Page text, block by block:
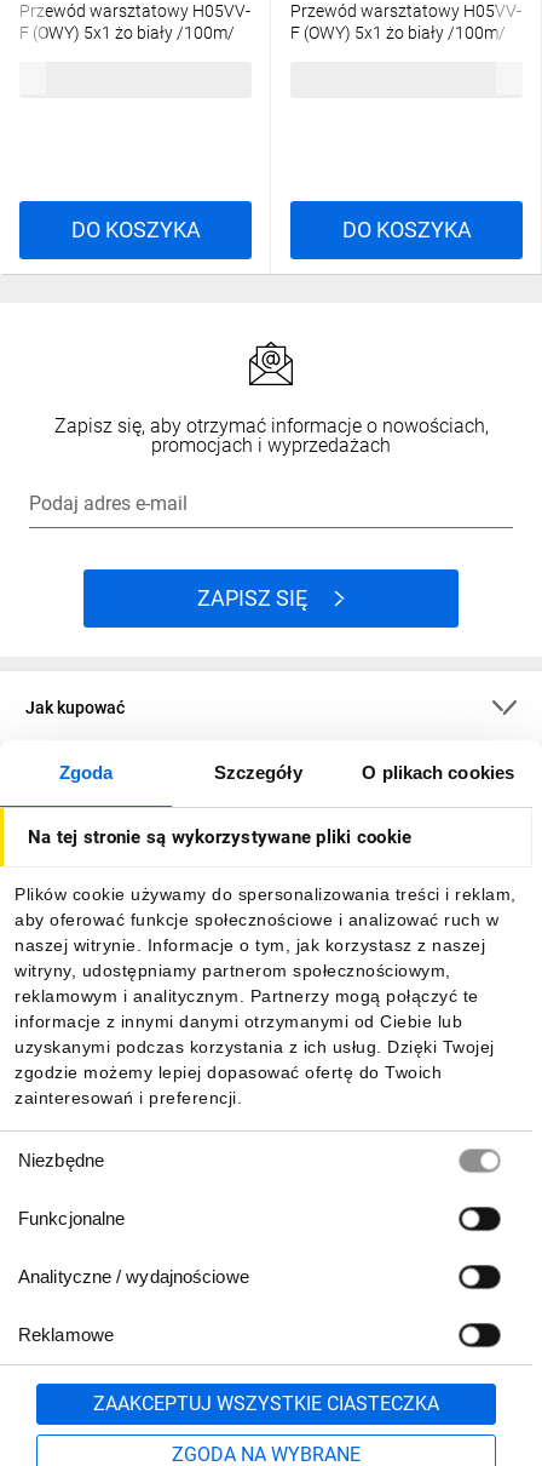
Zgoda Szczegóły O plikach cookies
Na tej stronie są wykorzystywane pliki cookie
Plików cookie używamy do spersonalizowania treści i reklam,
aby oferować funkcje społecznościowe i analizować ruch w
naszej witrynie. Informacje o tym, jak korzystasz z naszej
witryny, udostępniamy partnerom społecznościowym,
reklamowym i analitycznym. Partnerzy mogą połączyć te
informacje z innymi danymi otrzymanymi od Ciebie lub
uzyskanymi podczas korzystania z ich usług. Dzięki Twojej
zgodzie możemy lepiej dopasować ofertę do Twoich
zainteresowań i preferencji.
zgody
Niezbędne
Funkcjonalne
Analityczne / wydajnościowe
Reklamowe
ZAAKCEPTUJ WSZYSTKIE CIASTECZKA
ZGODA NA WYBRANE
Przewód warsztatowy H05VV-
F (OWY) 5x1 żo biały /100m/
DO KOSZYKA
Przewód warsztatowy H05VV-
F (OWY) 5x1 żo biały /100m/
DO KOSZYKA
Zapisz się, aby otrzymać informacje o nowościach,
promocjach i wyprzedażach
Podaj adres e-mail
ZAPISZ SIĘ
Jak kupować
O firmie
Informacje
Pobierz naszą aplikację mobilną:
801 500 700 lub
71 37 61 600
Formularz kontaktowy